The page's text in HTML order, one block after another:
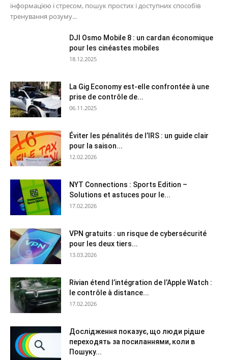
інформацією і стресом, пошук простих і доступних способів
тренування розуму...
DJI Osmo Mobile 8 : un cardan économique
pour les cinéastes mobiles
18.12.2025
La Gig Economy est-elle confrontée à une
prise de contrôle de...
06.11.2025
Éviter les pénalités de l’IRS : un guide clair
pour la saison...
12.02.2026
NYT Connections : Sports Edition –
Solutions et astuces pour le...
17.02.2026
VPN gratuits : un risque de cybersécurité
pour les deux tiers...
13.03.2026
Rivian étend l’intégration de l’Apple Watch :
le contrôle à distance...
17.02.2026
Дослідження показує, що люди рідше
переходять за посиланнями, коли в
Пошуку...